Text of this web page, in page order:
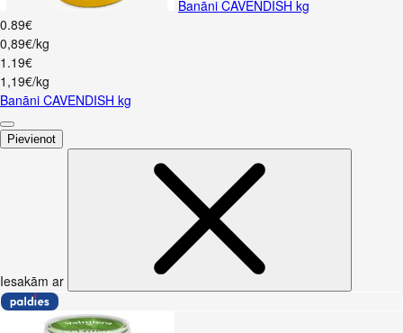
Banāni CAVENDISH kg
0.89€
0,89€/kg
1 .19€
1,19€/kg
Banāni CAVENDISH kg
Pievienot
Iesakām ar